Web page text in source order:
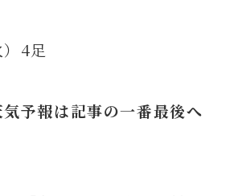
4足
予報は記事の一番最後へ